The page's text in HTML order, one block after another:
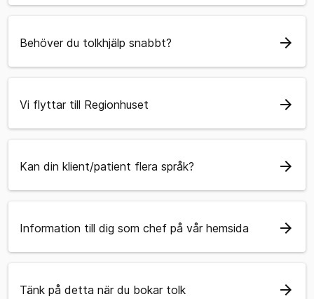
Behöver du tolkhjälp snabbt? arrow_forward
Vi flyttar till Regionhuset arrow_forward
Kan din klient/patient flera språk? arrow_forward
Information till dig som chef på vår hemsida arrow_forward
Tänk på detta när du bokar tolk arrow_forward